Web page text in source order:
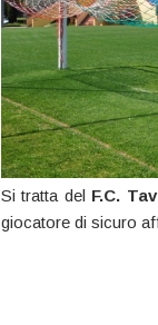
Si tratta del F.C.
giocatore di sicuro